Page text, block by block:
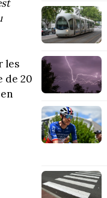
les
de 20